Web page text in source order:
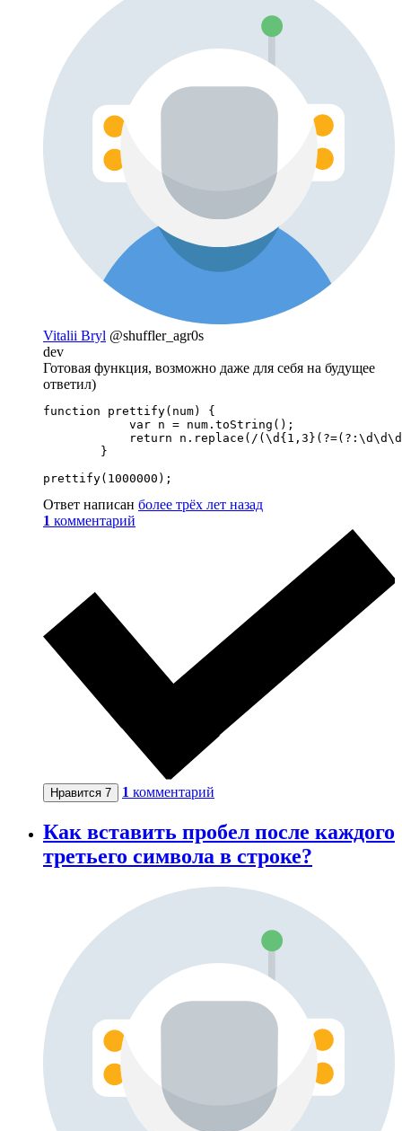
Vitalii Bryl @shuffler_agr0s
dev
Готовая функция, возможно даже для себя на будущее
ответил)
function prettify(num) {
            var n = num.toString();
return n.replace(/
        }
prettify(1000000);
Ответ написан более трёх лет назад
1 комментарий
Нравится 7 1 комментарий
Как вставить пробел после каждого
третьего символа в строке?